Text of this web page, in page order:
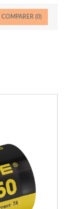
COMPARER (0)